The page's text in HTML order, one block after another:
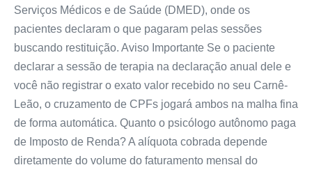
Serviços Médicos e de Saúde (DMED), onde os
pacientes declaram o que pagaram pelas sessões
buscando restituição. Aviso Importante Se o paciente
declarar a sessão de terapia na declaração anual dele e
você não registrar o exato valor recebido no seu Carnê-
Leão, o cruzamento de CPFs jogará ambos na malha fina
de forma automática. Quanto o psicólogo autônomo paga
de Imposto de Renda? A alíquota cobrada depende
diretamente do volume do faturamento mensal do